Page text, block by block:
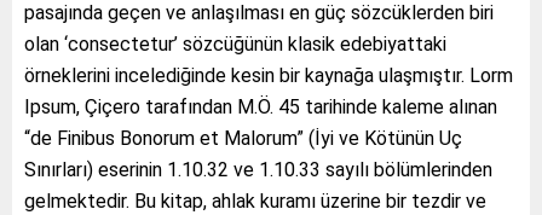
pasajında geçen ve anlaşılması en güç sözcüklerden biri
olan ‘consectetur’ sözcüğünün klasik edebiyattaki
örneklerini incelediğinde kesin bir kaynağa ulaşmıştır. Lorm
Ipsum, Çiçero tarafından M.Ö. 45 tarihinde kaleme alınan
“de Finibus Bonorum et Malorum” (İyi ve Kötünün Uç
Sınırları) eserinin 1.10.32 ve 1.10.33 sayılı bölümlerinden
gelmektedir. Bu kitap, ahlak kuramı üzerine bir tezdir ve